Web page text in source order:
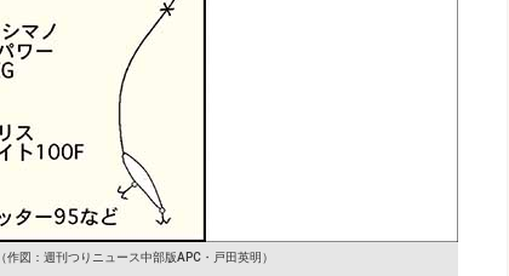
（作図：週刊つりニュース中部版APC・戸田英明）